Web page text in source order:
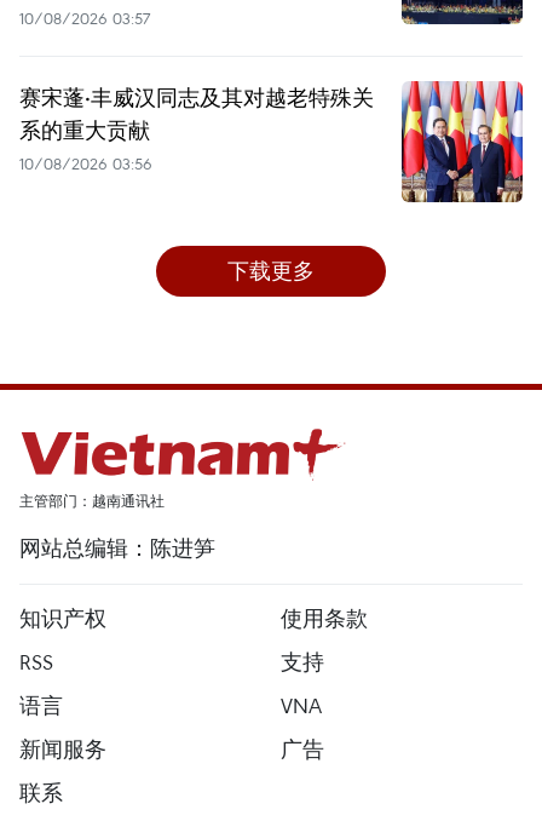
10/08/2026 03:57
赛宋蓬·丰威汉同志及其对越老特殊关
系的重大贡献
10/08/2026 03:56
下载更多
主管部门：越南通讯社
网站总编辑：陈进笋
知识产权
使用条款
RSS
支持
语言
VNA
新闻服务
广告
联系